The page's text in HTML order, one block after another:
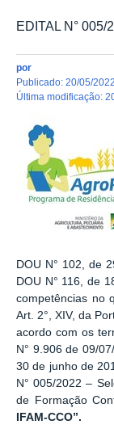
EDITAL N° 005/
por
publicado: 20/05/
última modificação:
DOU N° 102, de
DOU N° 116, de
competências no
Art. 2°, XIV, da
acordo com os
N° 9.906 de 09/
30 de junho de
N° 005/2022 –
de Formação
IFAM-CCO”.